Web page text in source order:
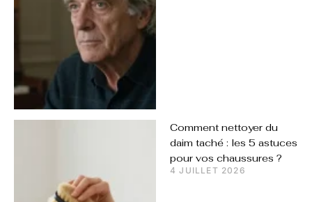
Comment nettoyer du
daim taché : les 5 astuces
pour vos chaussures ?
4 JUILLET 2026